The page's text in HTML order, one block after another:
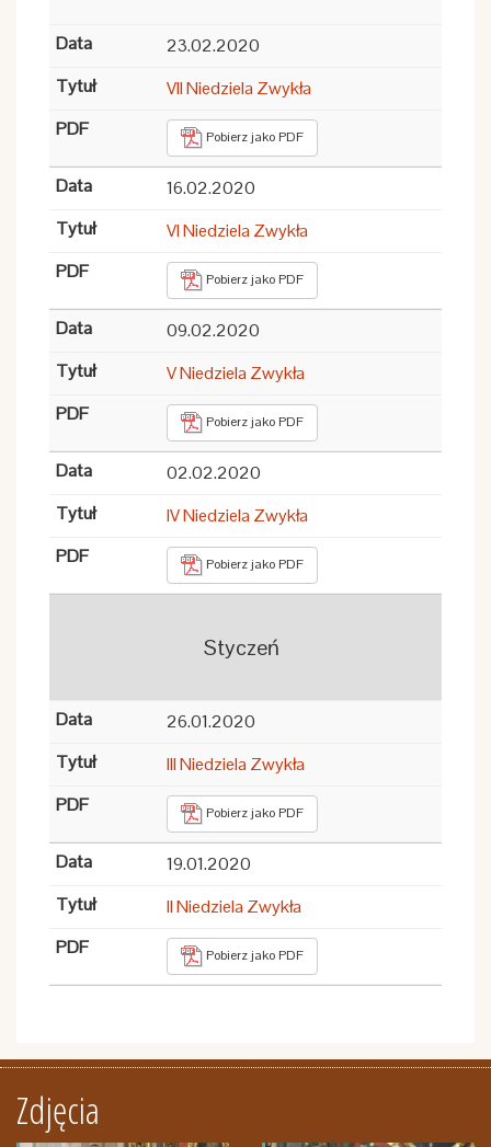
23.02.2020
VII Niedziela Zwykła
Pobierz jako PDF
16.02.2020
VI Niedziela Zwykła
Pobierz jako PDF
09.02.2020
V Niedziela Zwykła
Pobierz jako PDF
02.02.2020
IV Niedziela Zwykła
Pobierz jako PDF
Styczeń
26.01.2020
III Niedziela Zwykła
Pobierz jako PDF
19.01.2020
II Niedziela Zwykła
Pobierz jako PDF
Zdjęcia